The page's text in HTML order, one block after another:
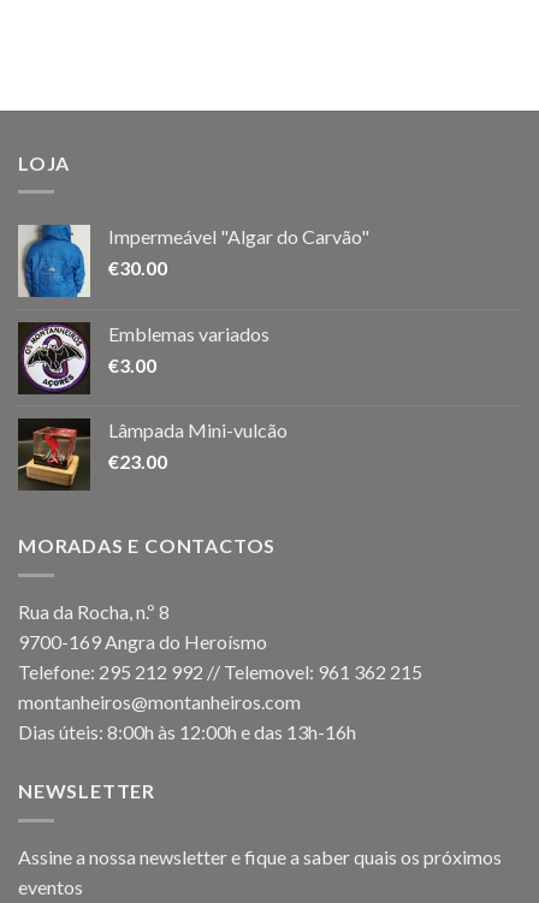
LOJA
Impermeável "Algar do Carvão"
€30.00
Emblemas variados
€3.00
Lâmpada Mini-vulcão
€23.00
MORADAS E CONTACTOS
Rua da Rocha, n.º 8
9700-169 Angra do Heroísmo
Telefone: 295 212 992 // Telemovel: 961 362 215
montanheiros@montanheiros.com
Dias úteis: 8:00h às 12:00h e das 13h-16h
NEWSLETTER
Assine a nossa newsletter e fique a saber quais os próximos
eventos